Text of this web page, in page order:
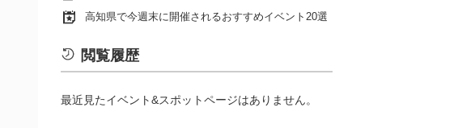
高知県で今週末に開催されるおすすめイベント20選
閲覧履歴
最近見たイベント&スポットページはありません。